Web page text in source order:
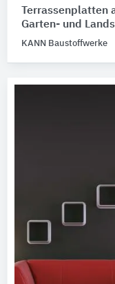
Terrassenplatten
Garten- und
KANN Baustoffwerke